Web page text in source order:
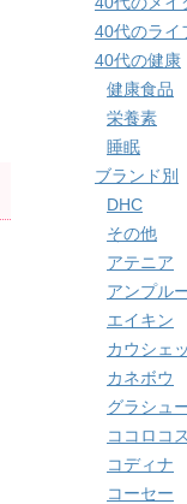
40代のライ
40代の健康
健康食品
栄養素
睡眠
ブランド別
DHC
その他
アテニア
アンプル
エイキン
カウシェ
カネボウ
グラシュ
ココロコ
コディナ
コーセー